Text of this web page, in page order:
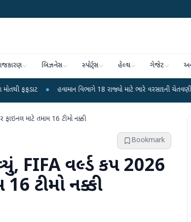
બિઝનેસ સ્પોર્ટ્સ હેલ્થ ગેજેટ
● હવામાન વિભાગે 18 રાજ્યો માટે ભારે વરસાદની ચેતવણી જારી કરી ●
ફાઇનલ માટે તમામ 16 ટીમો નક્કી
Bookmark
FIFA વર્લ્ડ કપ 2026
16 ટીમો નક્કી